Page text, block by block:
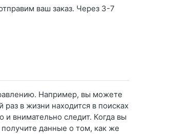
ваш заказ. Через 3-7
Например, вы можете
в жизни находится в поисках
внимательно следит. Когда вы
данные о том, как же